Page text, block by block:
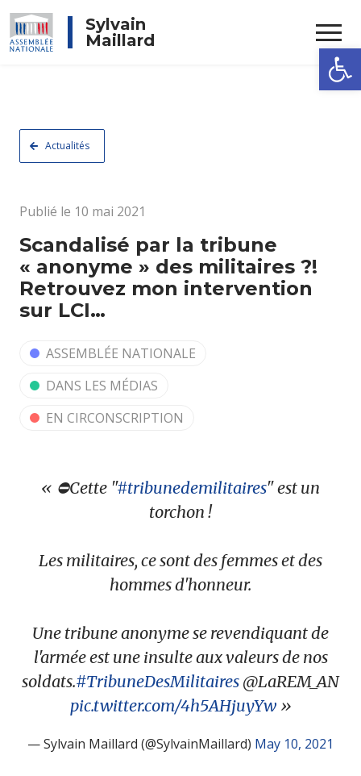
Ouvrir
Sylvain
Maillard
Actualités
Publié le 10 mai 2021
Scandalisé par la tribune
« anonyme » des militaires ?!
Retrouvez mon intervention
sur LCI…
ASSEMBLÉE NATIONALE
DANS LES MÉDIAS
EN CIRCONSCRIPTION
⛔Cette "#tribunedemilitaires" est un
torchon !
Les militaires, ce sont des femmes et des
hommes d'honneur.
Une tribune anonyme se revendiquant de
l'armée est une insulte aux valeurs de nos
soldats.#TribuneDesMilitaires @LaREM_AN
pic.twitter.com/4h5AHjuyYw
— Sylvain Maillard (@SylvainMaillard) May 10, 2021